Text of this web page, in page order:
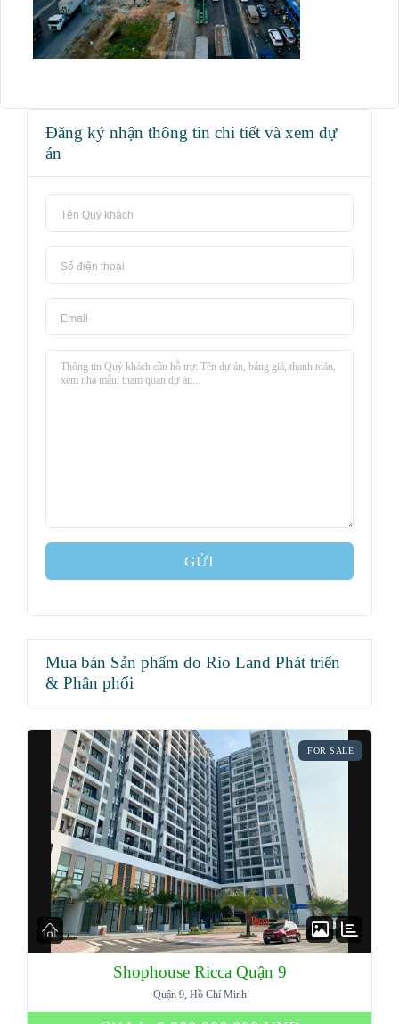
Đăng ký nhận thông tin chi tiết và xem dự
án
GỬI
Mua bán Sản phẩm do Rio Land Phát triển
& Phân phối
FOR SALE
Shophouse Ricca Quận 9
Quận 9, Hồ Chí Minh